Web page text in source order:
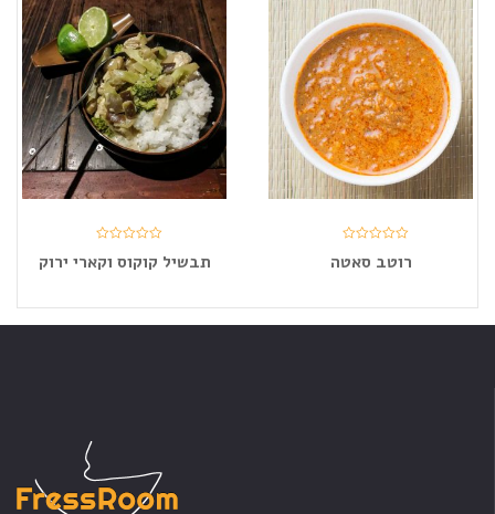
רוטב סאטה תבשיל קוקוס וקארי ירוק